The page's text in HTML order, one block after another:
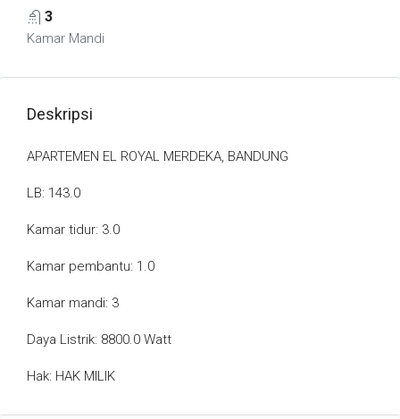
3
Kamar Mandi
Deskripsi
APARTEMEN EL ROYAL MERDEKA, BANDUNG
LB: 143.0
Kamar tidur: 3.0
Kamar pembantu: 1.0
Kamar mandi: 3
Daya Listrik: 8800.0 Watt
Hak: HAK MILIK